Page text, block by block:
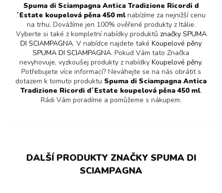
Spuma di Sciampagna Antica Tradizione Ricordi d
´Estate koupelová pěna 450 ml nabízíme za nejnižší cenu
na trhu. Dovážíme jen 100% ověřené produkty z Itálie.
Vyberte si také z kompletní nabídky produktů značky SPUMA
DI SCIAMPAGNA. V nabídce najdete také Koupelové pěny
SPUMA DI SCIAMPAGNA. Pokud Vám tato Značka
nevyhovuje, vyzkoušej produkty z nabídky Koupelové pěny.
Potřebujete více informací? Neváhejte se na nás obrátit s
dotazem k tomuto produktu Spuma di Sciampagna Antica
Tradizione Ricordi d´Estate koupelová pěna 450 ml.
Rádi Vám poradíme a pomůžeme s nákupem.
DALŠÍ PRODUKTY ZNAČKY SPUMA DI
SCIAMPAGNA